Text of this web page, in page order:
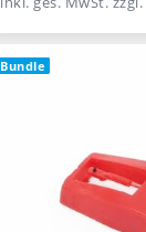
Bundle